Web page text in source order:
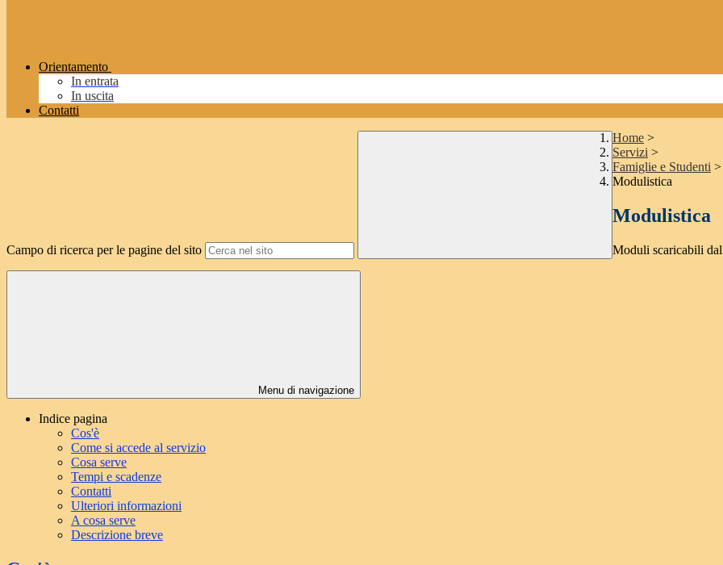
Orientamento
In entrata
In uscita
Contatti
Campo di ricerca per le pagine del sito
Home >
Servizi >
Famiglie e Studenti >
Modulistica
Modulistica
Moduli scaricabili
Menu di navigazione
Indice pagina
Cos'è
Come si accede al servizio
Cosa serve
Tempi e scadenze
Contatti
Ulteriori informazioni
A cosa serve
Descrizione breve